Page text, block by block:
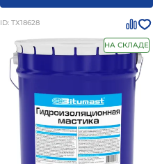
ID: ТХ18628
НА СКЛАДЕ